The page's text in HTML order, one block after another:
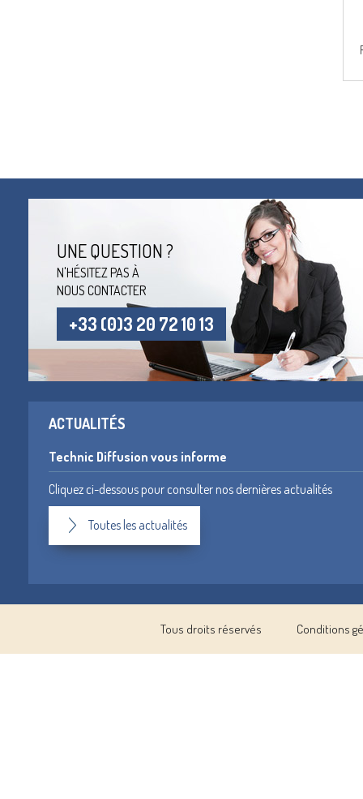
UNE QUESTION ?
N'HÉSITEZ PAS À
NOUS CONTACTER
+33 (0)3 20 72 10 13
ACTUALITÉS
Technic Diffusion vous informe
Cliquez ci-dessous pour consulter nos dernières actualités
Toutes les actualités
Tous droits réservés Conditions